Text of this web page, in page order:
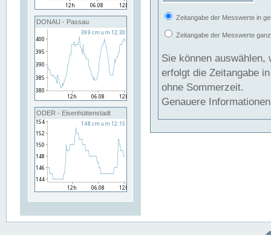
DONAU - Passau
ODER - Eisenhüttenstadt
Zeitangabe der Messwerte in
Zeitangabe der Messwerte
Sie können auswählen,
erfolgt die Zeitangabe
ohne Sommerzeit.
Genauere